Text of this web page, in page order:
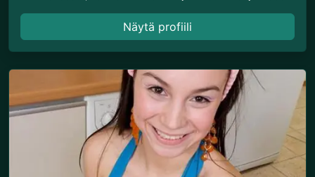
Näytä profiili